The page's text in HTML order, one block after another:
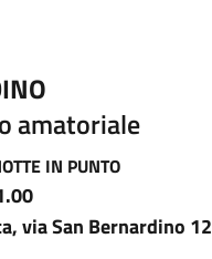
amatoriale
IN PUNTO
via San Bernardino 12